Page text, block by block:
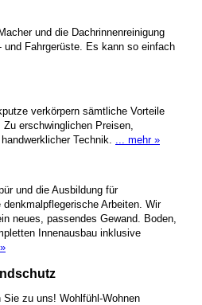
und die Dachrinnenreinigung
und Fahrgerüste. Es kann so einfach
verkörpern sämtliche Vorteile
erschwinglichen Preisen,
Technik. ... mehr »
und die Ausbildung für
Arbeiten. Wir
neues, passendes Gewand. Boden,
Innenausbau inklusive
zu uns! Wohlfühl-Wohnen